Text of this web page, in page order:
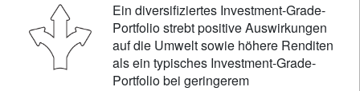
Ein diversifiziertes Investment-Grade-
Portfolio strebt positive Auswirkungen
auf die Umwelt sowie höhere Renditen
als ein typisches Investment-Grade-
Portfolio bei geringerem